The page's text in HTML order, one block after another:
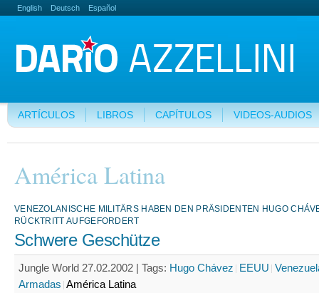
English Deutsch Español
ARTÍCULOS LIBROS CAPÍTULOS VIDEOS-AUDIOS
América Latina
VENEZOLANISCHE MILITÄRS HABEN DEN PRÄSIDENTEN HUGO
RÜCKTRITT AUFGEFORDERT
Schwere Geschütze
Jungle World 27.02.2002 | Tags: Hugo Chávez EEUU
Armadas América Latina